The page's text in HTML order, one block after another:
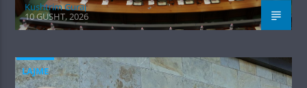
Kushtrim Guraj
10 GUSHT, 2026
LAJME